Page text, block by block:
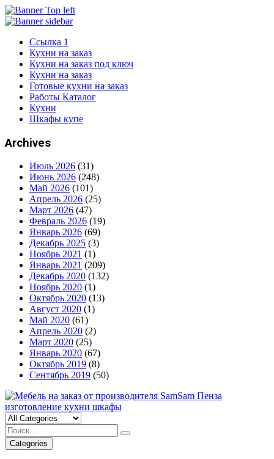
Ссылка 1
Кухни на заказ
Кухни на заказ под ключ
Кухни на заказ
Готовые кухни на заказ
Работы Каталог
Кухни
Шкафы купе
Archives
Июль 2026 (31)
Июнь 2026 (248)
Май 2026 (101)
Апрель 2026 (25)
Март 2026 (47)
Февраль 2026 (19)
Январь 2026 (69)
Декабрь 2025 (3)
Ноябрь 2021 (1)
Январь 2021 (209)
Декабрь 2020 (132)
Ноябрь 2020 (1)
Октябрь 2020 (13)
Август 2020 (1)
Май 2020 (61)
Апрель 2020 (2)
Март 2020 (25)
Январь 2020 (67)
Октябрь 2019 (8)
Сентябрь 2019 (50)
Categories